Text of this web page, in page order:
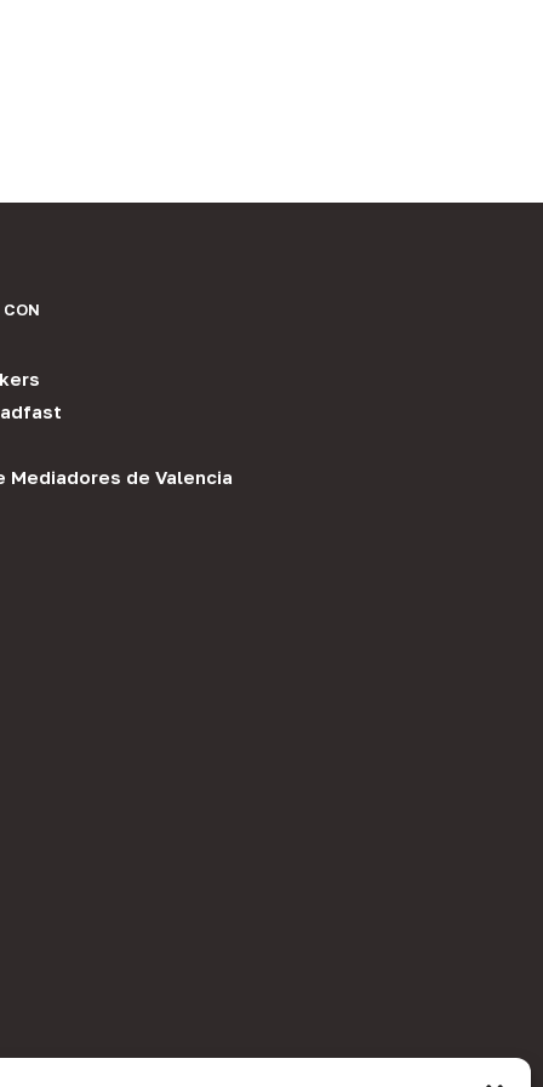
Mediadores de Valencia